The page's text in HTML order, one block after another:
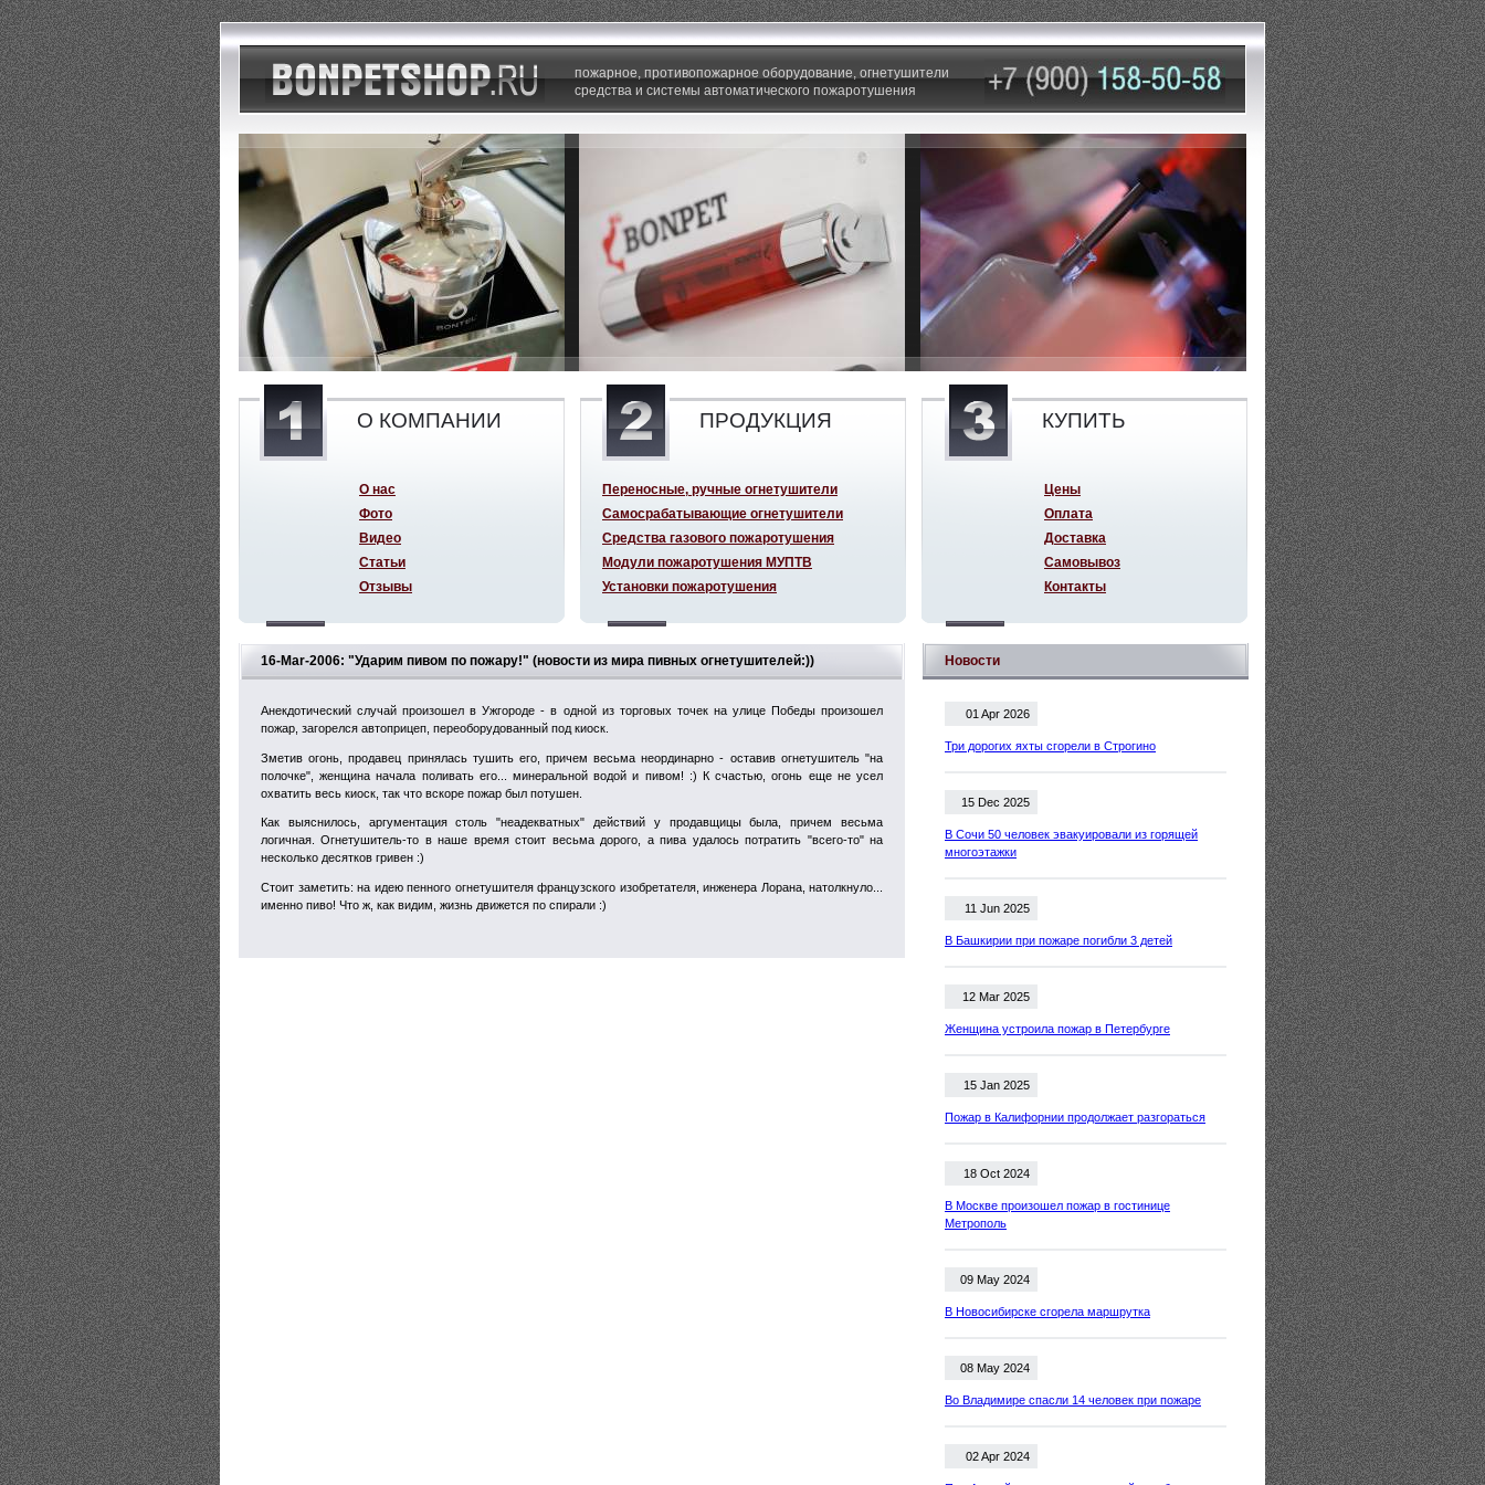
16-Mar-2006: "Ударим пивом по пожару!" (новости из мира пивных огнетушителей:))
Анекдотический случай произошел в Ужгороде - в одной из торговых точек на улице Победы произошел
пожар, загорелся автоприцеп, переоборудованный под киоск.
Зметив огонь, продавец принялась тушить его, причем весьма неординарно - оставив огнетушитель "на
полочке", женщина начала поливать его... минеральной водой и пивом! :) К счастью, огонь еще не усел
охватить весь киоск, так что вскоре пожар был потушен.
Как выяснилось, аргументация столь "неадекватных" действий у продавщицы была, причем весьма
логичная. Огнетушитель-то в наше время стоит весьма дорого, а пива удалось потратить "всего-то" на
несколько десятков гривен :)
Стоит заметить: на идею пенного огнетушителя французского изобретателя, инженера Лорана, натолкнуло...
именно пиво! Что ж, как видим, жизнь движется по спирали :)
Новости
01 Apr 2026
Три дорогих яхты сгорели в Строгино
15 Dec 2025
В Сочи 50 человек эвакуировали из горящей
многоэтажки
11 Jun 2025
В Башкирии при пожаре погибли 3 детей
12 Mar 2025
Женщина устроила пожар в Петербурге
15 Jan 2025
Пожар в Калифорнии продолжает разгораться
18 Oct 2024
В Москве произошел пожар в гостинице
Метрополь
09 May 2024
В Новосибирске сгорела маршрутка
08 May 2024
Во Владимире спасли 14 человек при пожаре
02 Apr 2024
пожарное, противопожарное оборудование, огнетушители
средства и системы автоматического пожаротушения
О КОМПАНИИ
О нас
Фото
Видео
Статьи
Отзывы
ПРОДУКЦИЯ
Переносные, ручные огнетушители
Самосрабатывающие огнетушители
Средства газового пожаротушения
Модули пожаротушения МУПТВ
Установки пожаротушения
КУПИТЬ
Цены
Оплата
Доставка
Самовывоз
Контакты